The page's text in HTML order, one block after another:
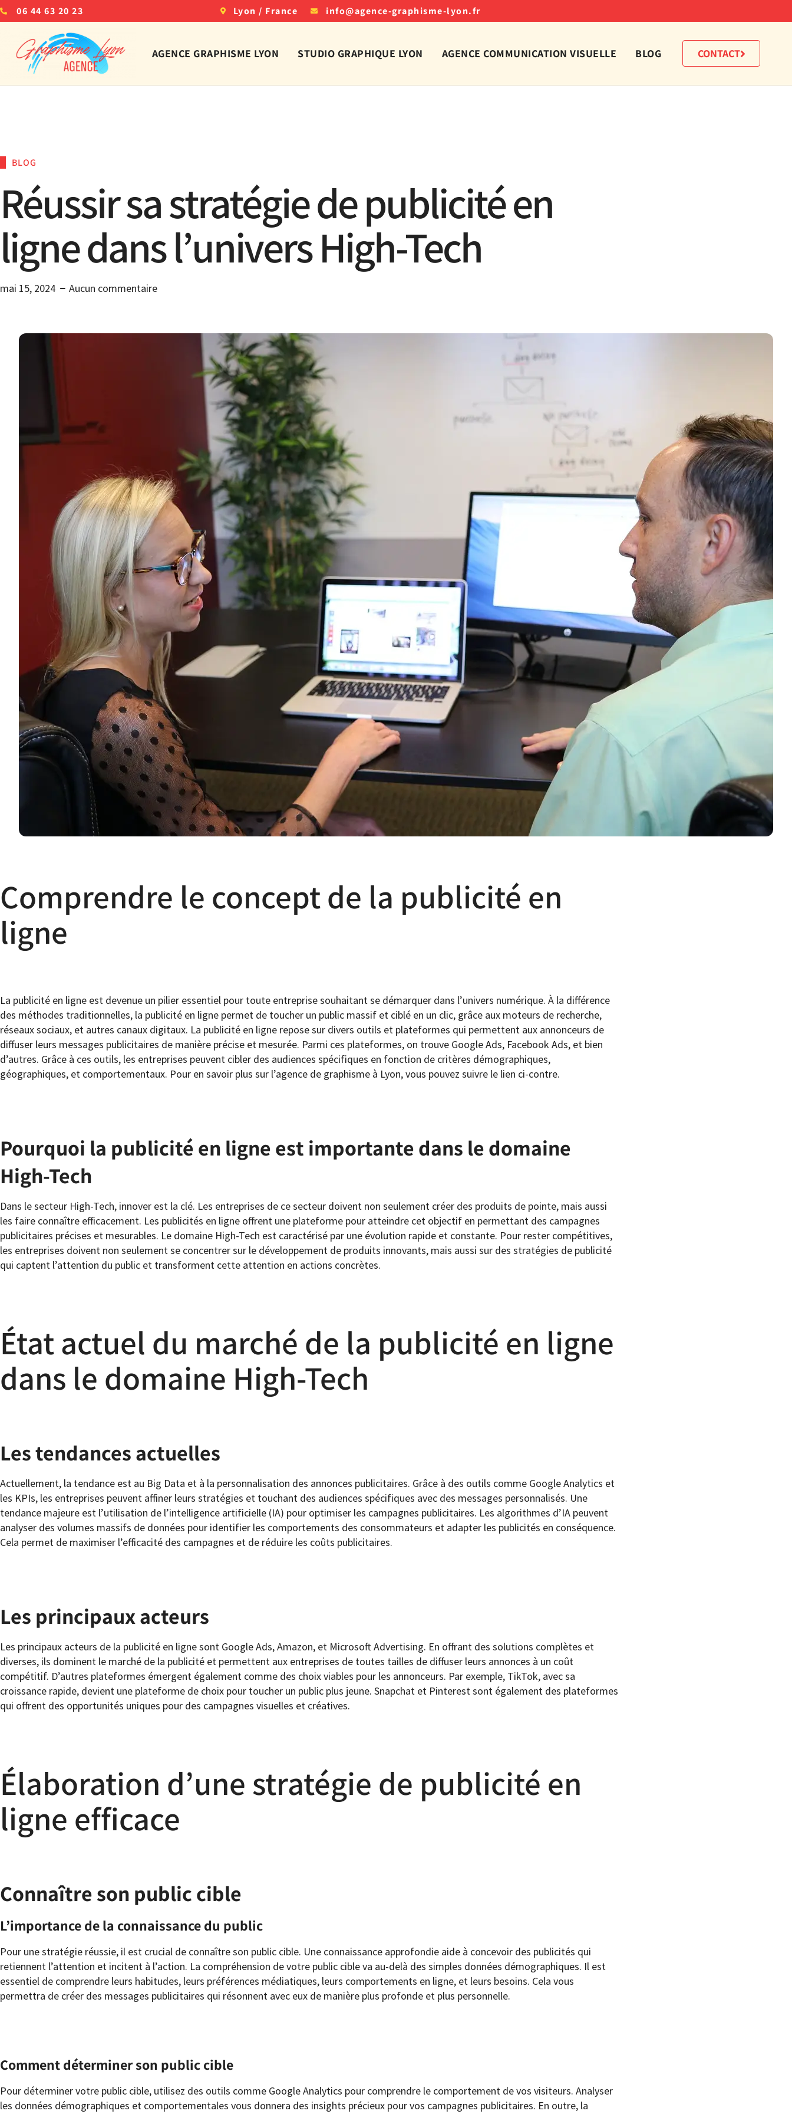
06 44 63 20 23 Lyon / France info@agence-graphisme-lyon.fr
AGENCE GRAPHISME LYON STUDIO GRAPHIQUE LYON AGENCE COMMUNICATION VISUELLE BLOG CONTACT
BLOG
Réussir sa stratégie de publicité en
ligne dans l’univers High-Tech
mai 15, 2024 Aucun commentaire
Comprendre le concept de la publicité en
ligne
La publicité en ligne est devenue un pilier essentiel pour toute entreprise souhaitant se démarquer dans l’univers numérique. À la différence
des méthodes traditionnelles, la publicité en ligne permet de toucher un public massif et ciblé en un clic, grâce aux moteurs de recherche,
réseaux sociaux, et autres canaux digitaux. La publicité en ligne repose sur divers outils et plateformes qui permettent aux annonceurs de
diffuser leurs messages publicitaires de manière précise et mesurée. Parmi ces plateformes, on trouve Google Ads, Facebook Ads, et bien
d’autres. Grâce à ces outils, les entreprises peuvent cibler des audiences spécifiques en fonction de critères démographiques,
géographiques, et comportementaux. Pour en savoir plus sur l’agence de graphisme à Lyon, vous pouvez suivre le lien ci-contre.
Pourquoi la publicité en ligne est importante dans le domaine
High-Tech
Dans le secteur High-Tech, innover est la clé. Les entreprises de ce secteur doivent non seulement créer des produits de pointe, mais aussi
les faire connaître efficacement. Les publicités en ligne offrent une plateforme pour atteindre cet objectif en permettant des campagnes
publicitaires précises et mesurables. Le domaine High-Tech est caractérisé par une évolution rapide et constante. Pour rester compétitives,
les entreprises doivent non seulement se concentrer sur le développement de produits innovants, mais aussi sur des stratégies de publicité
qui captent l’attention du public et transforment cette attention en actions concrètes.
État actuel du marché de la publicité en ligne
dans le domaine High-Tech
Les tendances actuelles
Actuellement, la tendance est au Big Data et à la personnalisation des annonces publicitaires. Grâce à des outils comme Google Analytics et
les KPIs, les entreprises peuvent affiner leurs stratégies et touchant des audiences spécifiques avec des messages personnalisés. Une
tendance majeure est l’utilisation de l’intelligence artificielle (IA) pour optimiser les campagnes publicitaires. Les algorithmes d’IA peuvent
analyser des volumes massifs de données pour identifier les comportements des consommateurs et adapter les publicités en conséquence.
Cela permet de maximiser l’efficacité des campagnes et de réduire les coûts publicitaires.
Les principaux acteurs
Les principaux acteurs de la publicité en ligne sont Google Ads, Amazon, et Microsoft Advertising. En offrant des solutions complètes et
diverses, ils dominent le marché de la publicité et permettent aux entreprises de toutes tailles de diffuser leurs annonces à un coût
compétitif. D’autres plateformes émergent également comme des choix viables pour les annonceurs. Par exemple, TikTok, avec sa
croissance rapide, devient une plateforme de choix pour toucher un public plus jeune. Snapchat et Pinterest sont également des plateformes
qui offrent des opportunités uniques pour des campagnes visuelles et créatives.
Élaboration d’une stratégie de publicité en
ligne efficace
Connaître son public cible
L’importance de la connaissance du public
Pour une stratégie réussie, il est crucial de connaître son public cible. Une connaissance approfondie aide à concevoir des publicités qui
retiennent l’attention et incitent à l’action. La compréhension de votre public cible va au-delà des simples données démographiques. Il est
essentiel de comprendre leurs habitudes, leurs préférences médiatiques, leurs comportements en ligne, et leurs besoins. Cela vous
permettra de créer des messages publicitaires qui résonnent avec eux de manière plus profonde et plus personnelle.
Comment déterminer son public cible
Pour déterminer votre public cible, utilisez des outils comme Google Analytics pour comprendre le comportement de vos visiteurs. Analyser
les données démographiques et comportementales vous donnera des insights précieux pour vos campagnes publicitaires. En outre, la